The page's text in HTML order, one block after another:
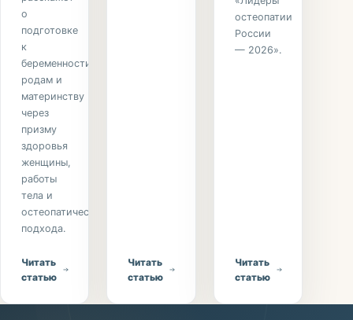
о
подготовке
к
беременности,
родам и
материнству
через
призму
здоровья
женщины,
работы
тела и
остеопатического
подхода.
Читать
статью
Читать
статью
остеопатии
России
— 2026».
Читать
статью